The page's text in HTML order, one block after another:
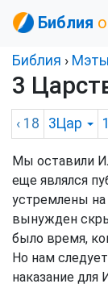
Библия
Библия ›
3
‹ 18 3Цар
Мы оставили
еще являлся
устремлены на
вынужден
было время,
Но нам
наказание для